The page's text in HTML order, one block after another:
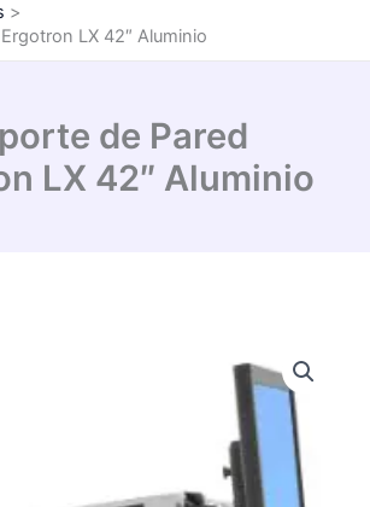
LX 42″ Aluminio
de Pared
LX 42″ Aluminio